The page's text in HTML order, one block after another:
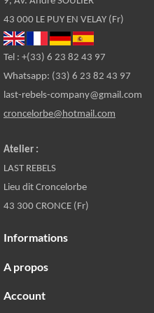
43 000 LE PUY EN VELAY (Fr)
Tel : +(33) 6 23 82 43 97
Whatsapp: (33) 6 23 82 43 97
last-rebels-company@gmail.com
croncelorbe@hotmail.com
Atelier :
LAST REBELS
Lieu dit Croncelorbe
43 300 CRONCE (Fr)
Informations
A propos
Account